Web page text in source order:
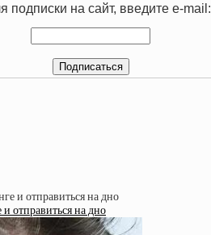
подписки на сайт, введите e-mail:
отправиться на дно